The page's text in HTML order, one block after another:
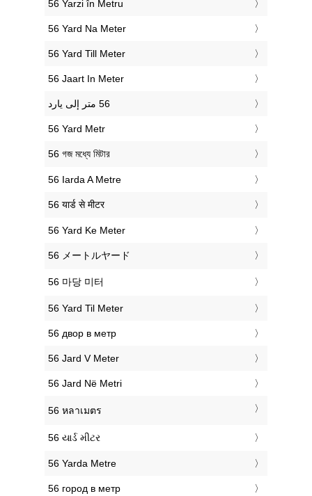
‎56 Yarzi în Metru
‎56 Yard Na Meter
‎56 Yard Till Meter
‎56 Jaart In Meter
‎56 Yard Metr
‎56 গজ মধ্যে মিটার
‎56 Iarda A Metre
‎56 यार्ड से मीटर
‎56 Yard Ke Meter
‎56 メートルヤード
‎56 마당 미터
‎56 Yard Til Meter
‎56 двор в метр
‎56 Jard V Meter
‎56 Jard Në Metri
‎56 หลาเมตร
‎56 યાર્ડ મીટર
‎56 Yarda Metre
‎56 город в метр